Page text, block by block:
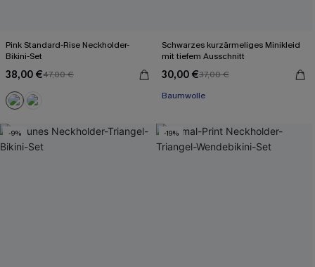
Pink Standard-Rise Neckholder-
Bikini-Set
38,00 €47,00 €
Schwarzes kurzärmeliges Minikleid
mit tiefem Ausschnitt
30,00 €37,00 €
Mit Gratis-Maßband
Baumwolle
-9% -19%